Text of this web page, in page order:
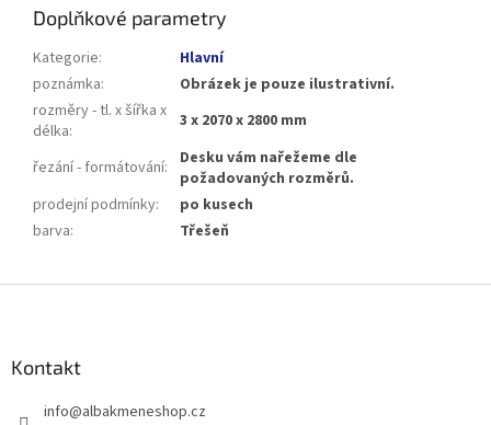
Doplňkové parametry
Kategorie:
Hlavní
poznámka:
Obrázek je pouze ilustrativní.
rozměry - tl. x šířka x
délka: 3 x 2070 x 2800 mm
řezání - formátování:
Desku vám nařežeme dle
požadovaných rozměrů.
prodejní podmínky:
po kusech
barva: Třešeň
Kontakt
info@albakmeneshop.cz